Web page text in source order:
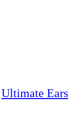
Ultimate Ears